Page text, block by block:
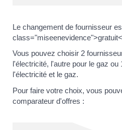
Le changement de fournisseur
Vous pouvez choisir 2
l'électricité, l'autre pour le gaz
l'électricité et le gaz.
Pour faire votre choix, vous
comparateur d'offres :